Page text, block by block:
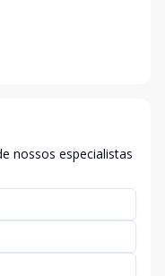
nossos especialistas